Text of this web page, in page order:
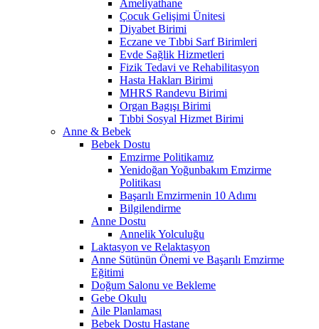
Ameliyathane
Çocuk Gelişimi Ünitesi
Diyabet Birimi
Eczane ve Tıbbi Sarf Birimleri
Evde Sağlik Hizmetleri
Fizik Tedavi ve Rehabilitasyon
Hasta Hakları Birimi
MHRS Randevu Birimi
Organ Bagışı Birimi
Tıbbi Sosyal Hizmet Birimi
Anne & Bebek
Bebek Dostu
Emzirme Politikamız
Yenidoğan Yoğunbakım Emzirme
Politikası
Başarılı Emzirmenin 10 Adımı
Bilgilendirme
Anne Dostu
Annelik Yolculuğu
Laktasyon ve Relaktasyon
Anne Sütünün Önemi ve Başarılı Emzirme
Eğitimi
Doğum Salonu ve Bekleme
Gebe Okulu
Aile Planlaması
Bebek Dostu Hastane